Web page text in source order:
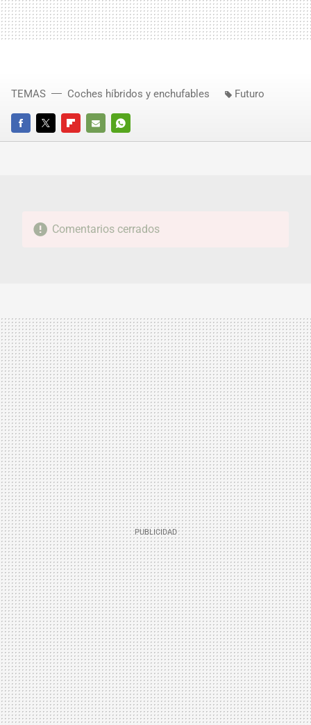
FACEBOOKTWITTERFLIPBOARD
E-
WHATSAPP
TEMAS Coches híbridos y enchufables Futuro
Comentarios cerrados